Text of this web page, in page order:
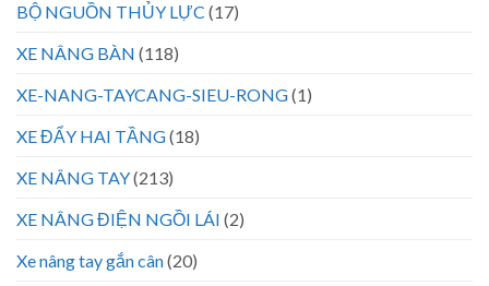
BỘ NGUỒN THỦY LỰC (17)
XE NÂNG BÀN (118)
XE-NANG-TAYCANG-SIEU-RONG(1)
XE ĐẨY HAI TẦNG(18)
XE NÂNG TAY(213)
XE NÂNG ĐIỆN NGỒI LÁI (2)
Xe nâng tay gắn cân(20)